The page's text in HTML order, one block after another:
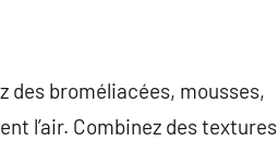
des broméliacées, mousses,
l’air. Combinez des textures